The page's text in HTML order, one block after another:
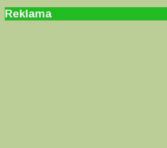
Reklama